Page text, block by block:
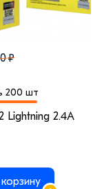
₽
200 шт
Lightning 2.4A